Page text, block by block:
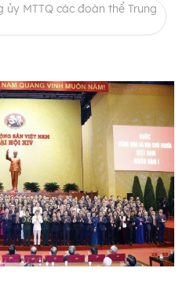
MTTQ các đoàn thể Trung